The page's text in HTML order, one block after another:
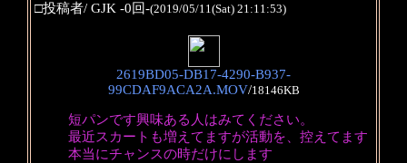
□投稿者/ GJK -0回-(2019/05/11(Sat) 21:11:53)
2619BD05-DB17-4290-B937-
99CDAF9ACA2A.MOV/18146KB
短パンです興味ある人はみてください。
最近スカートも増えてますが活動を、控えてます
本当にチャンスの時だけにします